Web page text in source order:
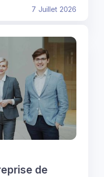
7 Juillet 2026
de